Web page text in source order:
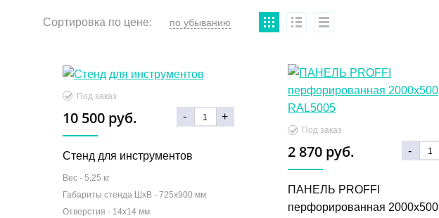
Сортировка по цене:
Под заказ
10 500 руб. - +
Стенд для инструментов
Вес - 5,25 кг
Габариты стенда ШхВ - 725х900 мм
Отверстия - 14x14 мм
Под заказ
2 870 руб. -
ПАНЕЛЬ PROFFI
перфорированная 2000х500